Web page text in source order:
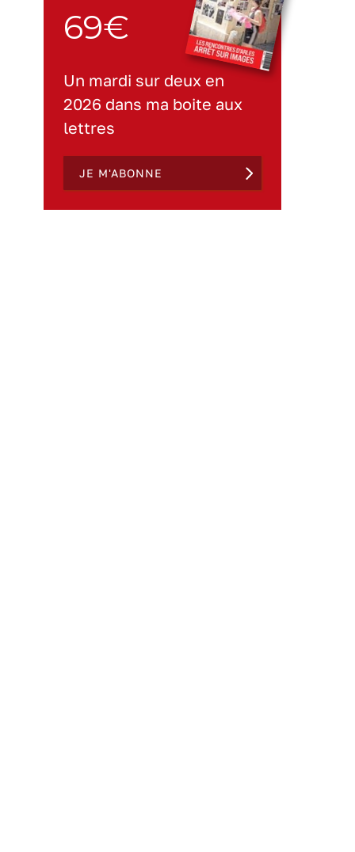
69€
Un mardi sur deux en
2026 dans ma boite aux
lettres
JE M'ABONNE